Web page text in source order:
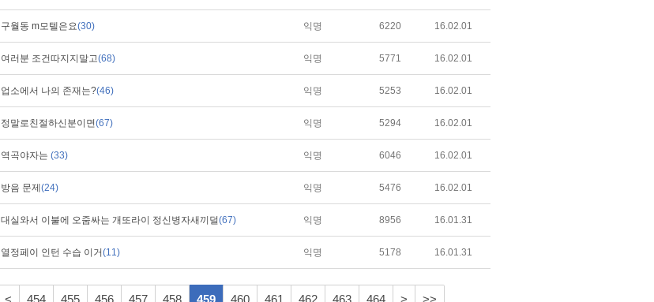
구월동 m모텔은요(30) 익명 6220 16.02.01
여러분 조건따지지말고(68) 익명 5771 16.02.01
업소에서 나의 존재는?(46) 익명 5253 16.02.01
정말로친절하신분이면(67) 익명 5294 16.02.01
역곡야자는 (33) 익명 6046 16.02.01
방음 문제 (24) 익명 5476 16.02.01
대실와서 이불에 오줌싸는 개또라이 정신병자새끼덜(67) 익명 8956 16.01.31
열정페이 인턴 수습 이거(11) 익명 5178 16.01.31
< 454 455 456 457 458 459 460 461 462 463 464 > >>